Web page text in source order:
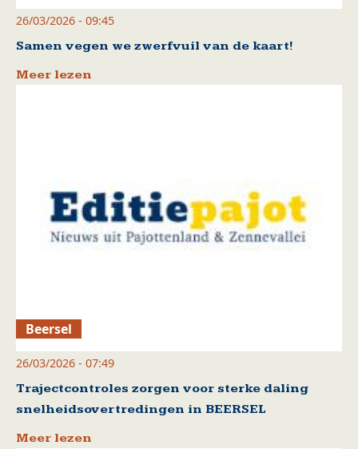
26/03/2026 - 09:45
Samen vegen we zwerfvuil van de kaart!
Meer lezen
Beersel
26/03/2026 - 07:49
Trajectcontroles zorgen voor sterke daling
snelheidsovertredingen in BEERSEL
Meer lezen